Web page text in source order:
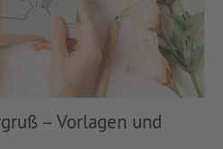
– Vorlagen und